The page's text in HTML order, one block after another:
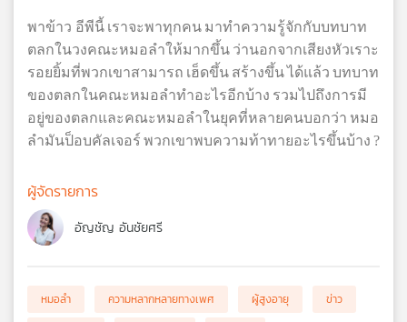
พาข้าว อีพีนี้ เราจะพาทุกคน มาทำความรู้จักกับบทบาท
ตลกในวงคณะหมอลำให้มากขึ้น ว่านอกจากเสียงหัวเราะ
รอยยิ้มที่พวกเขาสามารถ เฮ็ดขึ้น สร้างขึ้นได้แล้ว บทบาท
ของตลกในคณะหมอลำทำอะไรอีกบ้าง รวมไปถึงการมี
อยู่ของตลกและคณะหมอลำในยุคที่หลายคนบอกว่า หมอ
ลำมันป็อบคัลเจอร์ พวกเขาพบความท้าทายอะไรขึ้นบ้าง ?
ผู้จัดรายการ
อัญชัญ อันชัยศรี
หมอลำ ความหลากหลายทางเพศ ผู้สูงอายุ
ข่าว